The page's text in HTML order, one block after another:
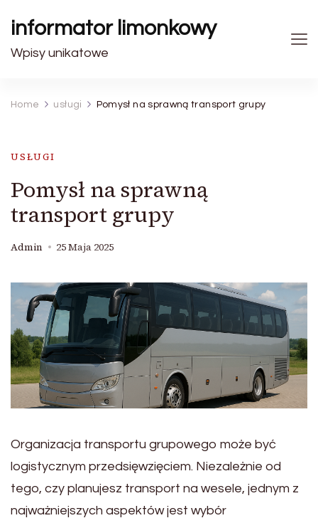
informator limonkowy
Wpisy unikatowe
Home usługi Pomysł na sprawną transport grupy
USŁUGI
Pomysł na sprawną
transport grupy
Admin 25 Maja 2025
Organizacja transportu grupowego może być
logistycznym przedsięwzięciem. Niezależnie od
tego, czy planujesz transport na wesele, jednym z
najważniejszych aspektów jest wybór